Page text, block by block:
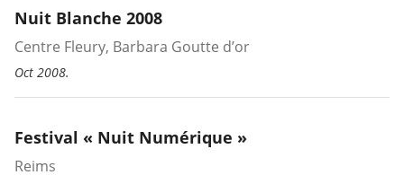
Nuit Blanche 2008
Centre Fleury, Barbara Goutte d’or
Oct 2008.
Festival « Nuit Numérique »
Reims